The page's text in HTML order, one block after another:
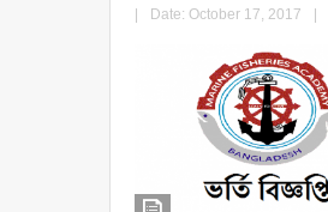
Date: October 17, 2017